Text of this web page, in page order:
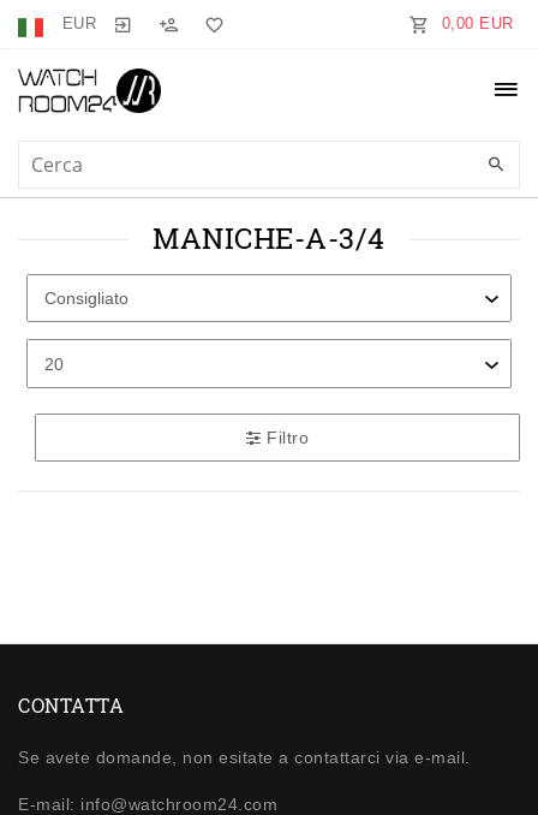
EUR 0,00 EUR
MANICHE-A-3/4
Filtro
CONTATTA
Se avete domande, non esitate a contattarci via e-mail.
E-mail: info@watchroom24.com